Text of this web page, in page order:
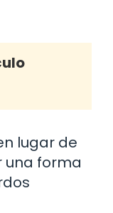
lugar de
una forma